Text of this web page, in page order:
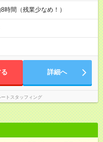
間（残業少なめ！）
詳細へ
トスタッフィング